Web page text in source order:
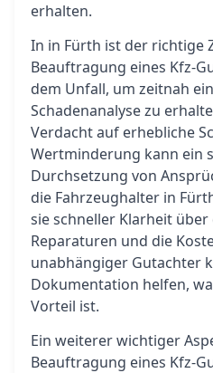
erhalten.
In in Fürth ist der richtige
Beauftragung eines Kfz-
dem Unfall, um zeitnah
Schadenanalyse zu
Verdacht auf erhebliche
Wertminderung kann ein
Durchsetzung von
die Fahrzeughalter in
sie schneller Klarheit
Reparaturen und die
unabhängiger Gutachter
Dokumentation helfen,
Vorteil ist.
Ein weiterer wichtiger
Beauftragung eines Kfz-